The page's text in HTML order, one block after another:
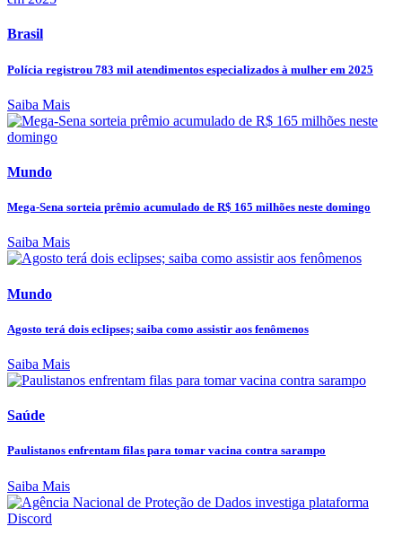
Brasil
Polícia registrou 783 mil atendimentos especializados à mulher em 2025
Saiba Mais
Mundo
Mega-Sena sorteia prêmio acumulado de R$ 165 milhões neste domingo
Saiba Mais
Mundo
Agosto terá dois eclipses; saiba como assistir aos fenômenos
Saiba Mais
Saúde
Paulistanos enfrentam filas para tomar vacina contra sarampo
Saiba Mais